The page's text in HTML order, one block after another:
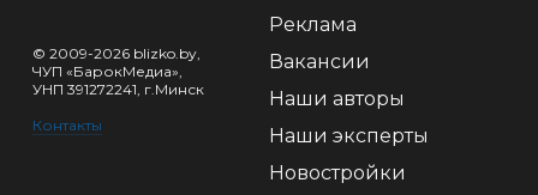
© 2009-2026 blizko.by,
ЧУП «БарокМедиа»,
УНП 391272241, г.Минск
Контакты
Реклама
Вакансии
Наши авторы
Наши эксперты
Новостройки